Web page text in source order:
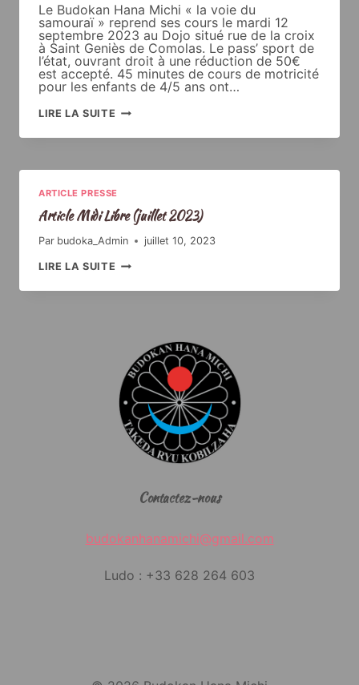
Le Budokan Hana Michi « la voie du
samouraï » reprend ses cours le mardi 12
septembre 2023 au Dojo situé rue de la croix
à Saint Geniès de Comolas. Le pass’ sport de
l’état, ouvrant droit à une réduction de 50€
est accepté. 45 minutes de cours de motricité
pour les enfants de 4/5 ans ont…
LIRE LA SUITE REVUE
MUNICIPALE
GENIÈS
ARTICLE PRESSE
Article Midi Libre (juillet 2023)
Par budoka_Admin juillet 10, 2023
LIRE LA SUITE ARTICLE
MIDI
(JUILLET
Contactez-nous
budokanhanamichi@gmail.com
Ludo : +33 628 264 603